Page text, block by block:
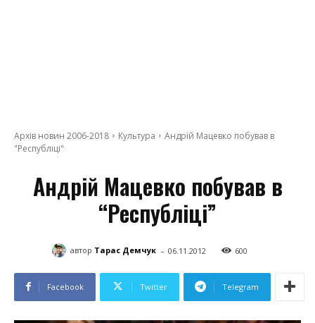
Архів новин 2006-2018 Культура
Андрій Мацевко побував в
"Республіці"
Андрій Мацевко побував в
“Республіці”
автор Тарас Демчук - 06.11.2012 600
Facebook Twitter Telegram